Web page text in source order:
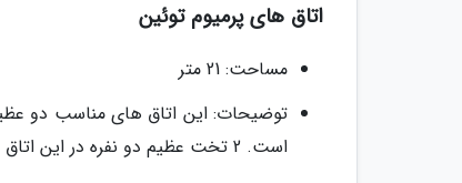
اتاق های پرمیوم توئین
مساحت: 21 متر
توضیحات: این اتاق های مناسب دو
است. 2 تخت عظیم دو نفره در این اتاق ها موجود است.